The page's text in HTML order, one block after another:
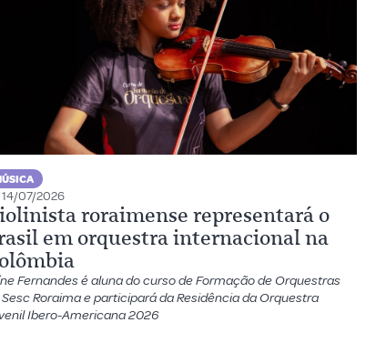
14/07/2026
roraimense representará o
em orquestra internacional na
Fernandes é aluna do curso de Formação de Orquestras
Roraima e participará da Residência da Orquestra
Ibero-Americana 2026